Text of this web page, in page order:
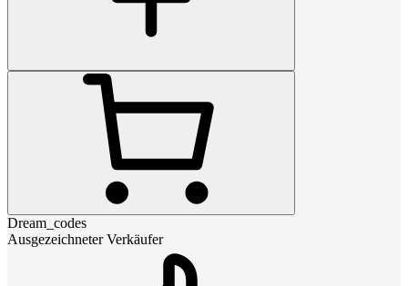
Dream_codes
Ausgezeichneter Verkäufer